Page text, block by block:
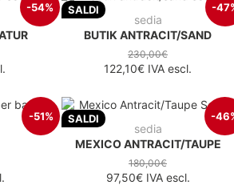
-54% SALDI -
sedia
BUTIK ANTRACIT/SAND
230,00€
122,10€ IVA escl.
-51% SALDI -
sedia
MEXICO ANTRACIT/TAUPE
180,00€
97,50€IVA escl.